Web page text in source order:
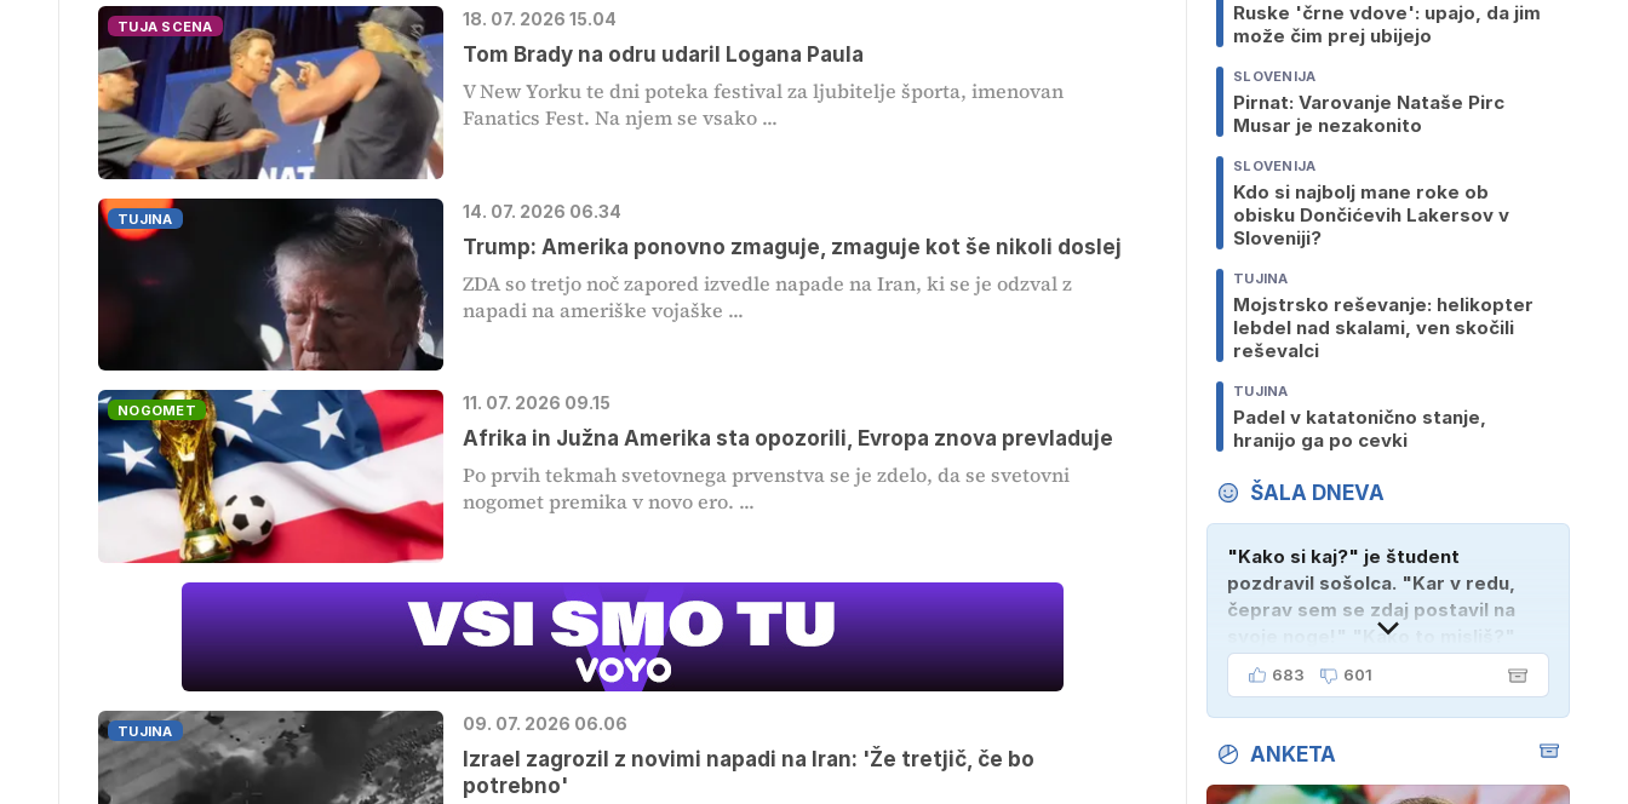
TUJA SCENA 18. 07. 2026 15.04
Tom Brady na odru udaril Logana Paula
V New Yorku te dni poteka festival za ljubitelje športa, imenovan
Fanatics Fest. Na njem se vsako ...
TUJINA 14. 07. 2026 06.34
Trump: Amerika ponovno zmaguje, zmaguje kot še nikoli doslej
ZDA so tretjo noč zapored izvedle napade na Iran, ki se je odzval z
napadi na ameriške vojaške ...
NOGOMET 11. 07. 2026 09.15
Afrika in Južna Amerika sta opozorili, Evropa znova prevladuje
Po prvih tekmah svetovnega prvenstva se je zdelo, da se svetovni
nogomet premika v novo ero. ...
TUJINA 09. 07. 2026 06.06
Izrael zagrozil z novimi napadi na Iran: 'Že tretjič, če bo
potrebno'
Ruske 'črne vdove': upajo, da jim
može čim prej ubijejo
SLOVENIJA
Pirnat: Varovanje Nataše Pirc
Musar je nezakonito
SLOVENIJA
Kdo si najbolj mane roke ob
obisku Dončićevih Lakersov v
Sloveniji?
TUJINA
Mojstrsko reševanje: helikopter
lebdel nad skalami, ven skočili
reševalci
TUJINA
Padel v katatonično stanje,
hranijo ga po cevki
ŠALA DNEVA
"Kako si kaj?" je študent
pozdravil sošolca. "Kar v redu,
čeprav sem se zdaj postavil na
svoje noge!" "Kako to misliš?"
"Oče mi je vzel avto!"
683 601
ANKETA